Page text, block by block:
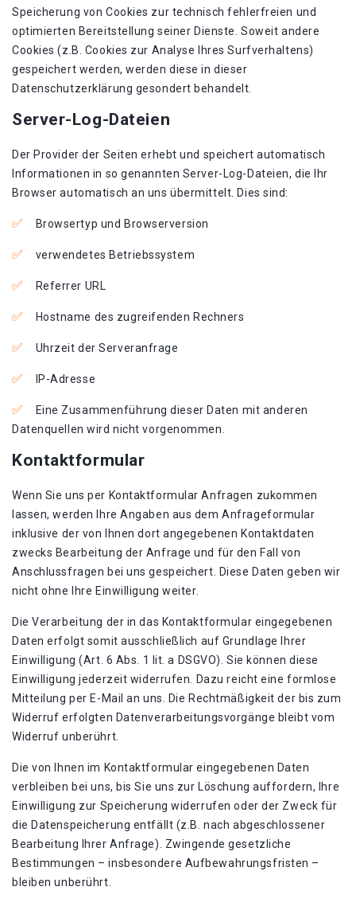
Speicherung von Cookies zur technisch fehlerfreien und
optimierten Bereitstellung seiner Dienste. Soweit andere
Cookies (z.B. Cookies zur Analyse Ihres Surfverhaltens)
gespeichert werden, werden diese in dieser
Datenschutzerklärung gesondert behandelt.
Server-Log-Dateien
Der Provider der Seiten erhebt und speichert automatisch
Informationen in so genannten Server-Log-Dateien, die Ihr
Browser automatisch an uns übermittelt. Dies sind:
Browsertyp und Browserversion
verwendetes Betriebssystem
Referrer URL
Hostname des zugreifenden Rechners
Uhrzeit der Serveranfrage
IP-Adresse
Eine Zusammenführung dieser Daten mit anderen
Datenquellen wird nicht vorgenommen.
Kontaktformular
Wenn Sie uns per Kontaktformular Anfragen zukommen
lassen, werden Ihre Angaben aus dem Anfrageformular
inklusive der von Ihnen dort angegebenen Kontaktdaten
zwecks Bearbeitung der Anfrage und für den Fall von
Anschlussfragen bei uns gespeichert. Diese Daten geben wir
nicht ohne Ihre Einwilligung weiter.
Die Verarbeitung der in das Kontaktformular eingegebenen
Daten erfolgt somit ausschließlich auf Grundlage Ihrer
Einwilligung (Art. 6 Abs. 1 lit. a DSGVO). Sie können diese
Einwilligung jederzeit widerrufen. Dazu reicht eine formlose
Mitteilung per E-Mail an uns. Die Rechtmäßigkeit der bis zum
Widerruf erfolgten Datenverarbeitungsvorgänge bleibt vom
Widerruf unberührt.
Die von Ihnen im Kontaktformular eingegebenen Daten
verbleiben bei uns, bis Sie uns zur Löschung auffordern, Ihre
Einwilligung zur Speicherung widerrufen oder der Zweck für
die Datenspeicherung entfällt (z.B. nach abgeschlossener
Bearbeitung Ihrer Anfrage). Zwingende gesetzliche
Bestimmungen – insbesondere Aufbewahrungsfristen –
bleiben unberührt.